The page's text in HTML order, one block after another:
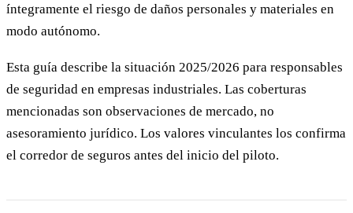
íntegramente el riesgo de daños personales y materiales en
modo autónomo.
Esta guía describe la situación 2025/2026 para responsables
de seguridad en empresas industriales. Las coberturas
mencionadas son observaciones de mercado, no
asesoramiento jurídico. Los valores vinculantes los confirma
el corredor de seguros antes del inicio del piloto.